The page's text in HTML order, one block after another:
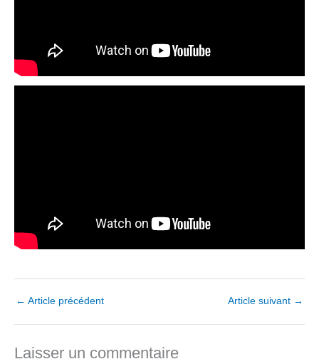
← Article précédent Article suivant →
Laisser un commentaire